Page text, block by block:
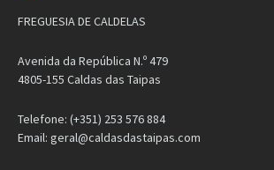
FREGUESIA DE CALDELAS
Avenida da República N.º 479
4805-155 Caldas das Taipas
Telefone: (+351) 253 576 884
Email: geral@caldasdastaipas.com